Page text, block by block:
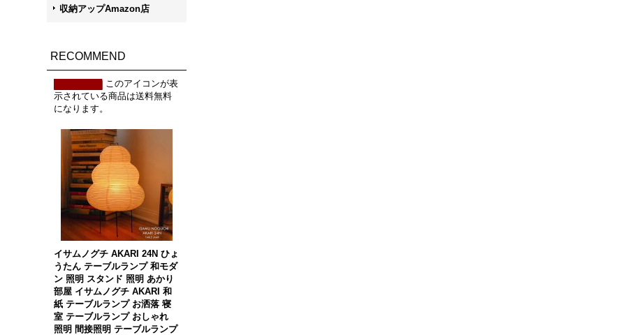
収納アップAmazon店
RECOMMEND
このアイコンが表
示されている商品は送料無料
になります。
イサムノグチ AKARI 24N ひょ
うたん テーブルランプ 和モダ
ン 照明 スタンド 照明 あかり
部屋 イサムノグチ AKARI 和
紙 テーブルランプ お洒落 寝
室 テーブルランプ おしゃれ
照明 間接照明 テーブルランプ